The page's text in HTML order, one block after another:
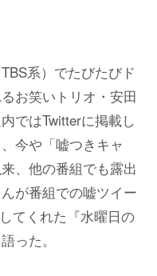
系）でたびたびド
お笑いトリオ・安田
ではTwitterに掲載し
今や「嘘つきキャ
、他の番組でも露出
が番組での嘘ツイー
てくれた『水曜日の
った。